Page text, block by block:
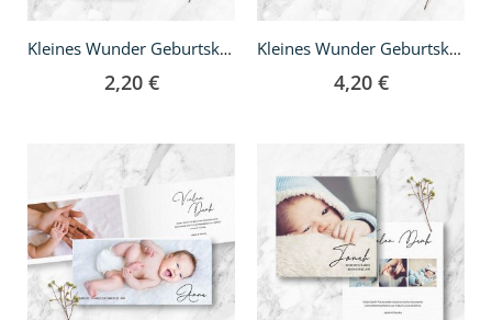
Kleines Wunder Geburtskarte - DIN lang
2,20 €
Kleines Wunder Geburtskarte - DIN lang Fächer
4,20 €